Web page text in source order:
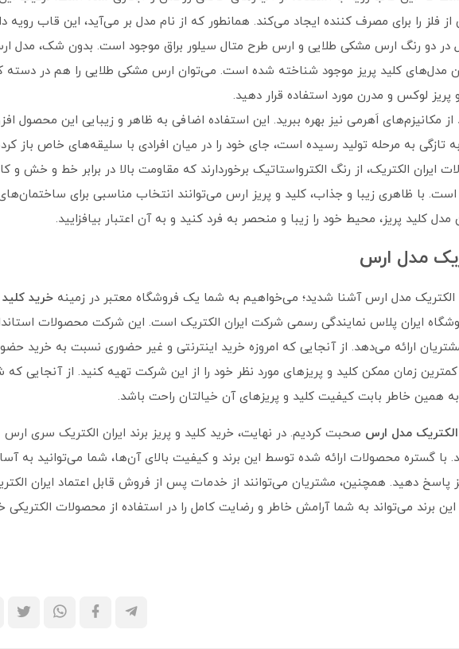
فلز را برای مصرف کننده ایجاد می‌کند. همانطور که از نام مدل بر می‌آید، این قاب رویه
در دو رنگ ارس مشکی طلایی و ارس طرح متال سیلور براق موجود است. بدون شک، مدل
مدل‌های کلید پریز موجود شناخته شده است. می‌توان ارس مشکی طلایی را هم در دسته
لوکس و مدرن مورد استفاده قرار دهید.
از مکانیزم‌های اَهرمی نیز بهره ببرید. این استفاده اضافی به ظاهر و زیبایی این محصول
تازگی به مرحله تولید رسیده است، جای خود را در میان افرادی با سلیقه‌های خاص باز
ایران الکتریک، از رنگ الکترواستاتیک برخوردارند که مقاومت بالا در برابر خط و خش و
است. با ظاهری زیبا و جذاب، کلید و پریز ارس می‌توانند انتخاب مناسبی برای
کلید پریز، محیط خود را زیبا و منحصر به فرد کنید و به آن اعتبار بیافزایید.
مدل ارس
الکتریک مدل ارس آشنا شدید؛ می‌خواهیم به شما یک فروشگاه معتبر در زمینه خرید کلید
ایران پلاس نمایندگی رسمی شرکت ایران الکتریک است. این شرکت محصولات
ارائه می‌دهد. از آنجایی که امروزه خرید اینترنتی و غیر حضوری نسبت به خرید
کمترین زمان ممکن کلید و پریزهای مورد نظر خود را از این شرکت تهیه کنید. از آنجایی
همین خاطر بابت کیفیت کلید و پریزهای آن خیالتان راحت باشد.
الکتریک مدل ارس صحبت کردیم. در نهایت، خرید کلید و پریز برند ایران الکتریک سری ارس
با گستره‌ محصولات ارائه شده توسط این برند و کیفیت بالای آن‌ها، شما می‌توانید به
پاسخ دهید. همچنین، مشتریان می‌توانند از خدمات پس از فروش قابل اعتماد ایران
برند می‌تواند به شما آرامش خاطر و رضایت کامل را در استفاده از محصولات الکتریکی